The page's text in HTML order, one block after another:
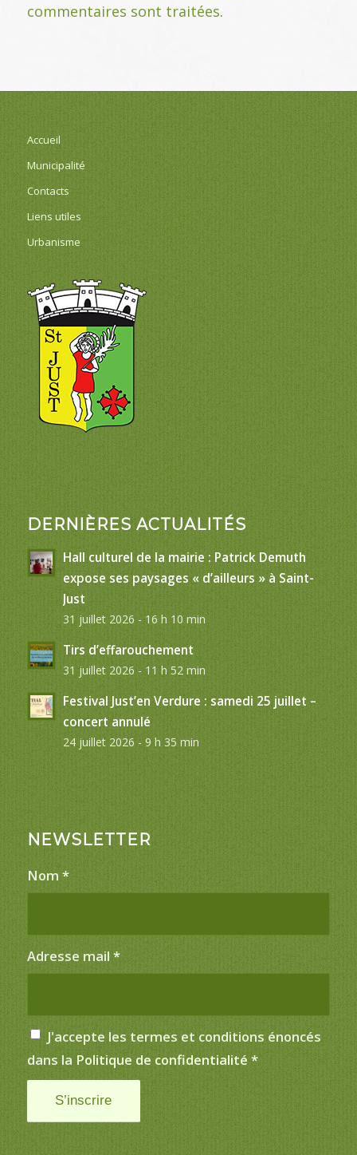
commentaires sont traitées.
Accueil
Municipalité
Contacts
Liens utiles
Urbanisme
DERNIÈRES ACTUALITÉS
Hall culturel de la mairie : Patrick Demuth
expose ses paysages « d’ailleurs » à Saint-
Just
31 juillet 2026 - 16 h 10 min
Tirs d’effarouchement
31 juillet 2026 - 11 h 52 min
Festival Just’en Verdure : samedi 25 juillet –
concert annulé
24 juillet 2026 - 9 h 35 min
NEWSLETTER
Nom *
Adresse mail *
J'accepte les termes et conditions énoncés
dans la Politique de confidentialité *